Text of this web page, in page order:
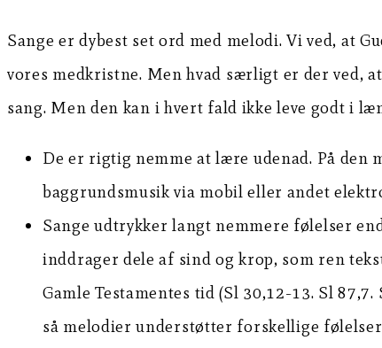
Sange er dybest set ord med melodi. Vi ved, at
vores medkristne. Men hvad særligt er der ved,
sang. Men den kan i hvert fald ikke leve godt i
De er rigtig nemme at lære udenad. På den
baggrundsmusik via mobil eller andet
Sange udtrykker langt nemmere følelser
inddrager dele af sind og krop, som ren
Gamle Testamentes tid (Sl 30,12-13. Sl
så melodier understøtter forskellige